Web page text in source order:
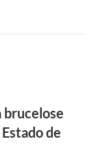
brucelose
de